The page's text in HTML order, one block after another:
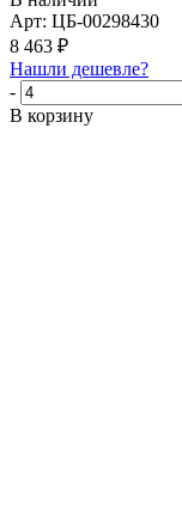
Арт: ЦБ-00298430
8 463 ₽
Нашли дешевле?
-
В корзину